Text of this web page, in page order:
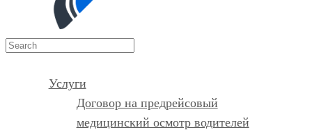
Услуги
Договор на предрейсовый
медицинский осмотр водителей